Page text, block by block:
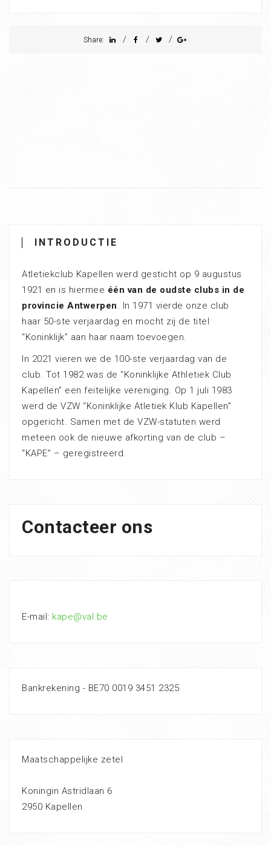
Share: / / /
INTRODUCTIE
Atletiekclub Kapellen werd gesticht op 9 augustus
1921 en is hiermee één van de oudste clubs in de
provincie Antwerpen. In 1971 vierde onze club
haar 50-ste verjaardag en mocht zij de titel
“Koninklijk” aan haar naam toevoegen.
In 2021 vieren we de 100-ste verjaardag van de
club. Tot 1982 was de “Koninklijke Athletiek Club
Kapellen” een feitelijke vereniging. Op 1 juli 1983
werd de VZW “Koninklijke Atletiek Klub Kapellen”
opgericht. Samen met de VZW-statuten werd
meteen ook de nieuwe afkorting van de club –
“KAPE” – geregistreerd.
Contacteer ons
E-mail: kape@val.be
Bankrekening - BE70 0019 3451 2325
Maatschappelijke zetel
Koningin Astridlaan 6
2950 Kapellen